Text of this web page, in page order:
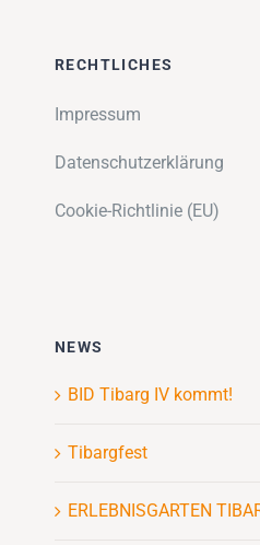
RECHTLICHES
Impressum
Datenschutzerklärung
Cookie-Richtlinie (EU)
NEWS
BID Tibarg IV kommt!
Tibargfest
ERLEBNISGARTEN